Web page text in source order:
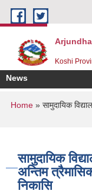
Skip to main content
Koshi
News
You are
Home» सामुदायिक
सामुदायिक
अन्तिम
निकासि